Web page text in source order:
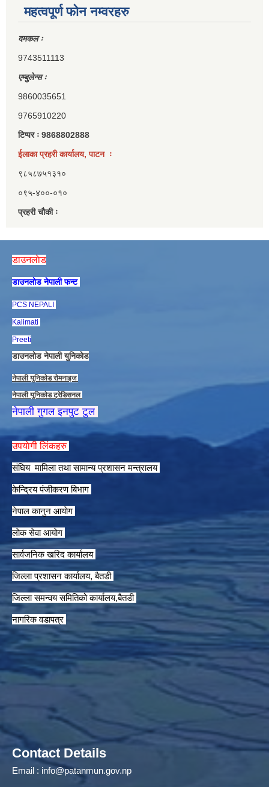
महत्वपूर्ण फोन नम्वरहरु
दमकल ः
9743511113
एम्बुलेन्स ः
9860035651
9765910220
टिप्पर ः 9868802888
ईलाका प्रहरी कार्यालय, पाटन ः
९८५८७५१३१०
०९५-४००-०१०
प्रहरी चौकी ः
डाउनलाेड
डाउनलाेड नेपाली फन्ट
PCS NEPALI
Kalimati
Preeti
डाउनलाेड नेपाली युनिकाेड
नेपाली युनिकाेड राेमनाइज
नेपाली युनिकाेड ट्रेडिसनल
नेपाली गुगल इनपुट टुल
उपयाेगी लिंकहरु
संघिय मामिला तथा सामान्य प्रशासन मन्त्रालय
केन्द्रिय पंजीकरण बिभाग
नेपाल कानुन आयाेग
लाेक सेवा आयाेग
सार्वजनिक खरिद कार्यालय
जिल्ला प्रशासन कार्यालय, बैतडी
जिल्ला समन्वय समितिको कार्यालय,बैतडी
नागरिक वडापत्र
Contact Details
Email : info@patanmun.gov.np